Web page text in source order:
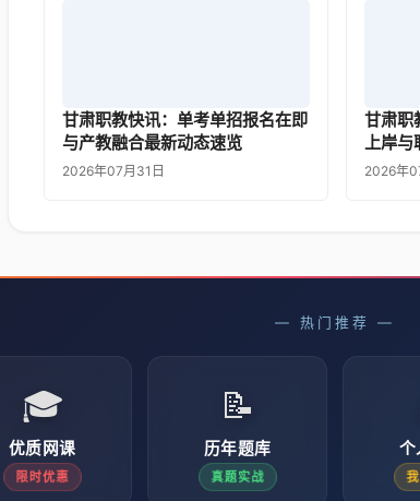
甘肃职教快讯：单考单招报名在即
与产教融合最新动态速览
2026年07月31日
甘肃职
上岸与
2026年
— 热门推荐 —
🎓
优质网课
限时优惠
📝
历年题库
真题实战
个